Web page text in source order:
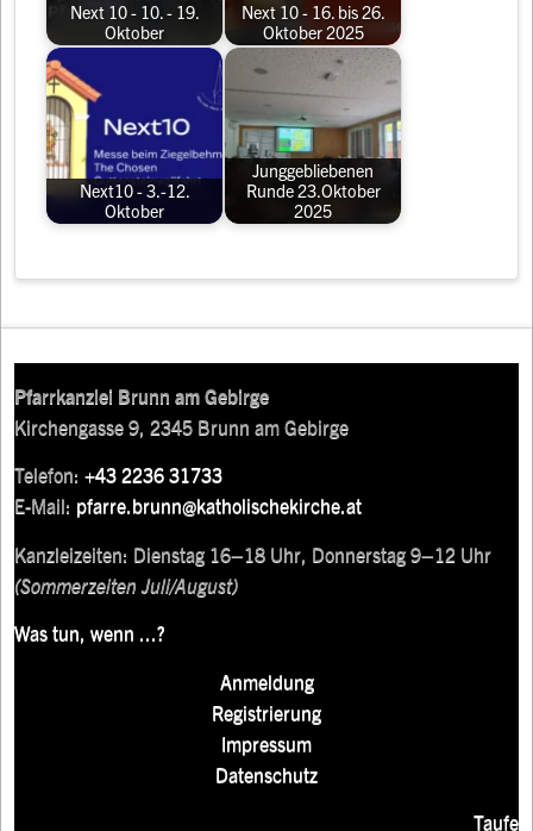
Next 10 - 10. - 19.
Oktober
Next 10 - 16. bis 26.
Oktober 2025
Next10 - 3.-12.
Oktober
Junggebliebenen
Runde 23.Oktober
2025
Pfarrkanzlei Brunn am Gebirge
Kirchengasse 9, 2345 Brunn am Gebirge
Telefon:+43 2236 31733
E-Mail: pfarre.brunn@katholischekirche.at
Kanzleizeiten: Dienstag 16–18 Uhr, Donnerstag 9–12 Uhr
(Sommerzeiten Juli/August)
Was tun, wenn ...?
Anmeldung
Registrierung
Impressum
Datenschutz
Taufe